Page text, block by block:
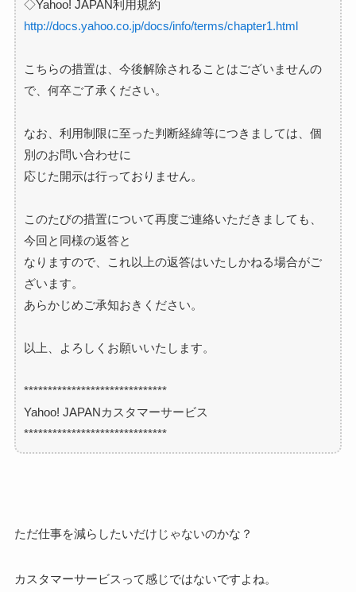
◇Yahoo! JAPAN利用規約
http://docs.yahoo.co.jp/docs/info/terms/chapter1.html
こちらの措置は、今後解除されることはございませんの
で、 何卒ご了承ください。
なお、利用制限に至った判断経緯等につきましては、 個
別のお問い合わせに
応じた開示は行っておりません。
このたびの措置について再度ご連絡いただきましても、
今回と同様の返答と
なりますので、これ以上の返答はいたしかねる場合がご
ざいます。
あらかじめご承知おきください。
以上、よろしくお願いいたします。
******************************
Yahoo! JAPANカスタマーサービス
******************************
ただ仕事を減らしたいだけじゃないのかな？
カスタマーサービスって感じではないですよね。